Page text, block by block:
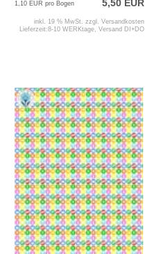
5,50 EUR
1,10 EUR pro Bogen
inkl. 19 % MwSt. zzgl. Versandkosten
Lieferzeit:8-10 WERKtage, Versand DI+DO